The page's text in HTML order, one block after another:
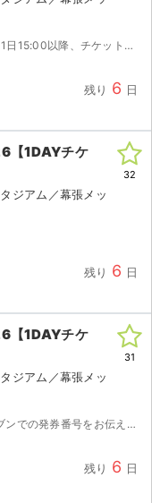
次第イープラスのスマチケにて分配予定です。
残り 6 日
【1DAYチケ
ジアム／幕張メッ
残り 6 日
32
【1DAYチケ
ジアム／幕張メッ
頭発券手数料165円を別途お支払いください。
残り 6 日
31